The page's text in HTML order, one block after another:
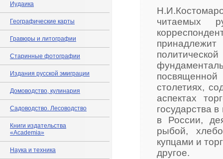
Иудаика
Географические карты
Гравюры и литографии
Старинные фотографии
Издания русской эмиграции
Домоводство, кулинария
Садоводство. Лесоводство
Книги издательства
«Academia»
Наука и техника
читаемых
столетиях,
аспектах
государства
в России,
рыбой,
купцами и
другое.